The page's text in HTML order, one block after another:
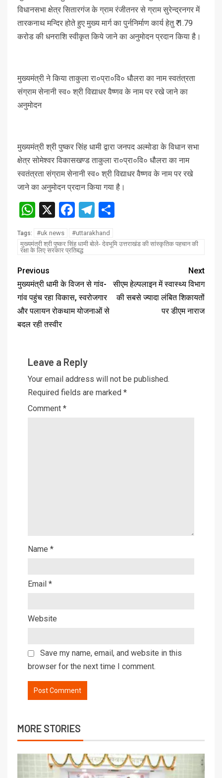
विधानसभा क्षेत्र सितारगंज के ग्राम रंजीतनर से ग्राम सुरेन्द्रनगर में
तारकनाथ मन्दिर होते हुए मुख्य मार्ग का पुर्ननिर्माण कार्य हेतु ₹ 1.79
करोड की धनराशि स्वीकृत किये जाने का अनुमोदन प्रदान किया है।
मुख्यमंत्री ने किया ताकुला रा०प्रा०वि० धौलरा का नाम स्वतंत्रता
संग्राम सेनानी स्व० श्री विद्याधर वैष्णव के नाम पर रखे जाने का
अनुमोदन
मुख्यमंत्री श्री पुष्कर सिंह धामी द्वारा जनपद अल्मोडा के विधान सभा
क्षेत्र सोमेश्वर विकासखण्ड ताकुला रा०प्रा०वि० धौलरा का नाम
स्वतंत्रता संग्राम सेनानी स्व० श्री विद्याधर वैष्णव के नाम पर रखे
जाने का अनुमोदन प्रदान किया गया है।
WhatsApp
X Facebook
Telegram
Tags: #uk news
#uttarakhand
मुख्यमंत्री श्री पुष्कर सिंह धामी बोले- देवभूमि उत्तराखंड की सांस्कृतिक पहचान की
रक्षा के लिए सरकार प्रतिबद्ध
Previous
मुख्यमंत्री धामी के विजन से गांव-
गांव पहुंच रहा विकास, स्वरोजगार
और पलायन रोकथाम योजनाओं से
बदल रही तस्वीर
Next
सीएम हेल्पलाइन में स्वास्थ्य विभाग
की सबसे ज्यादा लंबित शिकायतों
पर डीएम नाराज
Leave a Reply
Your email address will not be published.
Required fields are marked *
Comment *
Name *
Email *
Website
Save my name, email, and website in this
browser for the next time I comment.
MORE STORIES